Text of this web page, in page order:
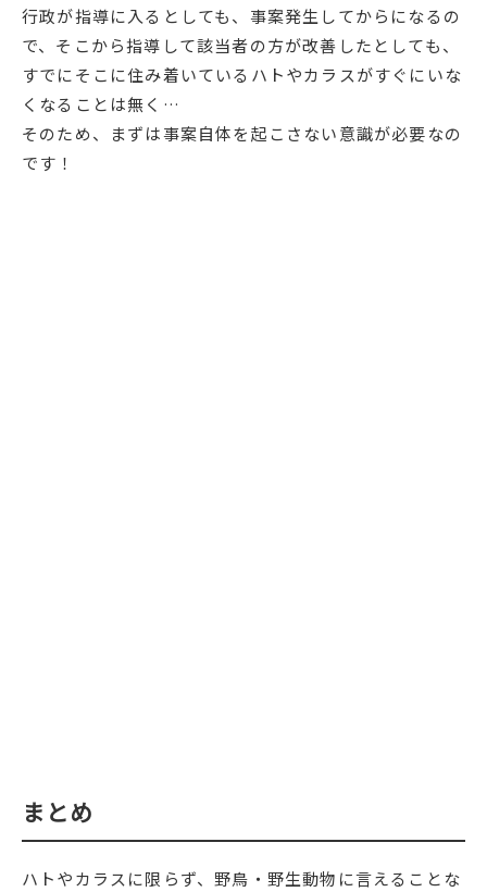
行政が指導に入るとしても、事案発生してからになるの
で、そこから指導して該当者の方が改善したとしても、
すでにそこに住み着いているハトやカラスがすぐにいな
くなることは無く…
そのため、まずは事案自体を起こさない意識が必要なの
です！
まとめ
ハトやカラスに限らず、野鳥・野生動物に言えることな